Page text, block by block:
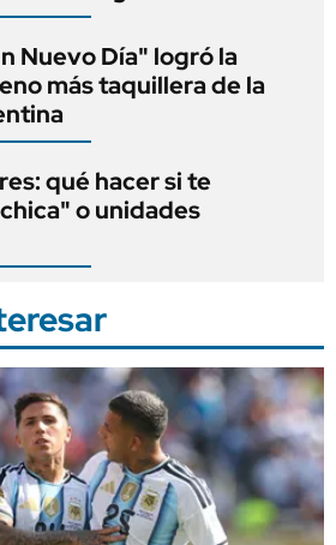
Nuevo Día" logró la
más taquillera de la
qué hacer si te
o unidades